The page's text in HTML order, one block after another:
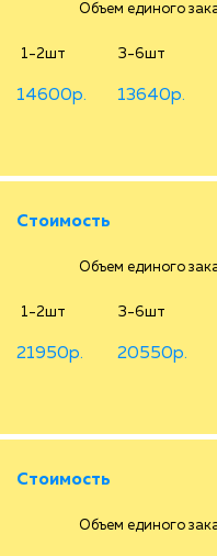
Объем единого
1-2шт 3-6шт
14600р. 13640р.
Стоимость
Объем единого
1-2шт 3-6шт
21950р. 20550р.
Стоимость
Объем единого